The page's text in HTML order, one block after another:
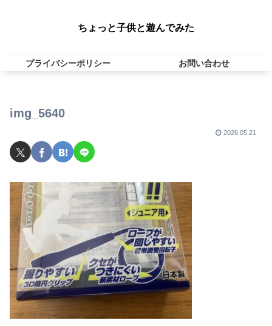
ちょっと子供と遊んでみた
プライバシーポリシー お問い合わせ
img_5640
2026.05.21